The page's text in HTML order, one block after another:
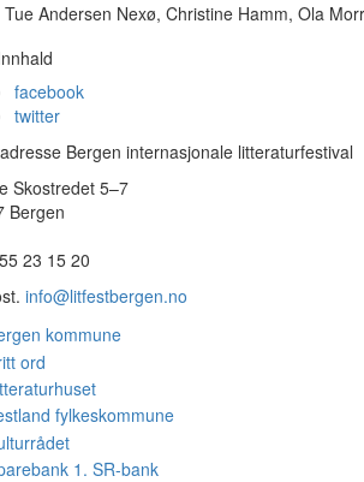
Tue Andersen Nexø, Christine Hamm, Ola
facebook
twitter
Bergen internasjonale litteraturfestival
Skostredet 5–7
Bergen
23 15 20
info@litfestbergen.no